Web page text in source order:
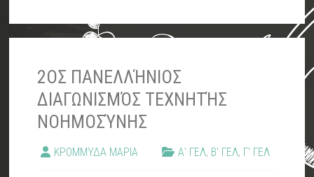
2ΟΣ ΠΑΝΕΛΛΉΝΙΟΣ
ΔΙΑΓΩΝΙΣΜΌΣ ΤΕΧΝΗΤΉΣ
ΝΟΗΜΟΣΎΝΗΣ
ΚΡΟΜΜΥΔΑ ΜΑΡΙΑ Α' ΓΕΛ, Β' ΓΕΛ, Γ' ΓΕΛ